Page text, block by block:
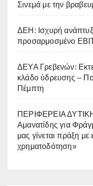
Σινεμά με την
ΔΕΗ: Ισχυρή
προσαρμοσμένο
ΔΕΥΑ Γρεβενών:
κλάδο ύδρευσης –
Πέμπτη
ΠΕΡΙΦΕΡΕΙΑ
Αμανατίδης για
μας γίνεται πράξη
χρηματοδότηση»